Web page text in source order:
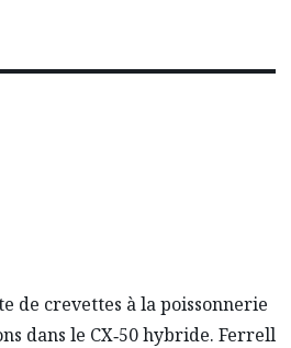
de crevettes à la poissonnerie
dans le CX‑50 hybride. Ferrell